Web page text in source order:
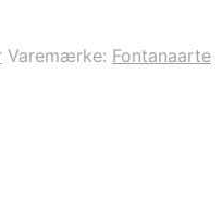
Varemærke: Fontanaarte